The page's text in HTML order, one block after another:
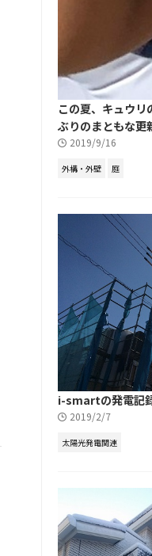
この夏、キュウリ
ぶりのまともな更
2019/9/16
外構・外壁 庭
i-smartの発電記
2019/2/7
太陽光発電関連